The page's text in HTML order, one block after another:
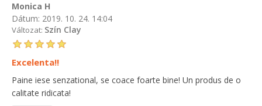
Monica H
Dátum: 2019. 10. 24. 14:04
Változat: Szín Clay
Excelenta!!
Paine iese senzational, se coace foarte bine! Un produs de o
calitate ridicata!